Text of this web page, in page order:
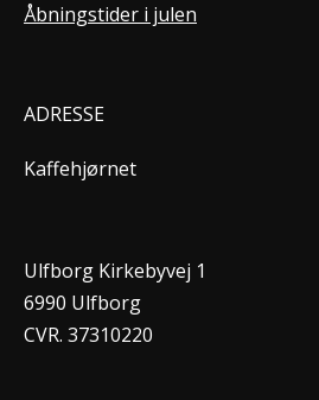
Åbningstider i julen
ADRESSE
Kaffehjørnet
Ulfborg Kirkebyvej 1
6990 Ulfborg
CVR. 37310220